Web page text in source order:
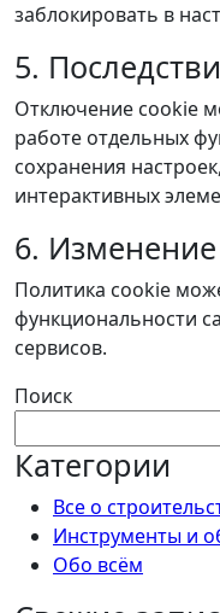
заблокировать в
5.
Отключение cookie
работе отдельных
сохранения
интерактивных
6.
Политика cookie
функциональности
сервисов.
Поиск
Категории
Все о
Инструменты и
Обо всём